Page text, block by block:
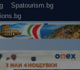
Spatourism.bg